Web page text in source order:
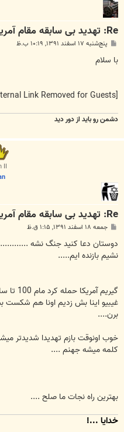
Re: تهدید بی سابقه مقام آمریکایی علیه ایران
پ
ت
پنج‌شنبه ۱۷ اسفند ۱۳۹۱, ۱۰:۱۹ ب.ظ
با سلام
دشمن رو باید از دور دید
II
Re: تهدید بی سابقه مقام آمریکایی علیه ایران
پ
ت
جمعه ۱۸ اسفند ۱۳۹۱, ۱:۱۵ ق.ظ
دوستان دعا کنید جنگ نشه
نشیم بازنده ایم.....
گیریم
غیبیو اینا بش زدیم اونا هم شکست
برن....
خوب اونوقت بازم تهدیدا شدیدتر
کلمه میشه جهنم ....
بهترین راه نجات ما صلح ....
خدایا ...!